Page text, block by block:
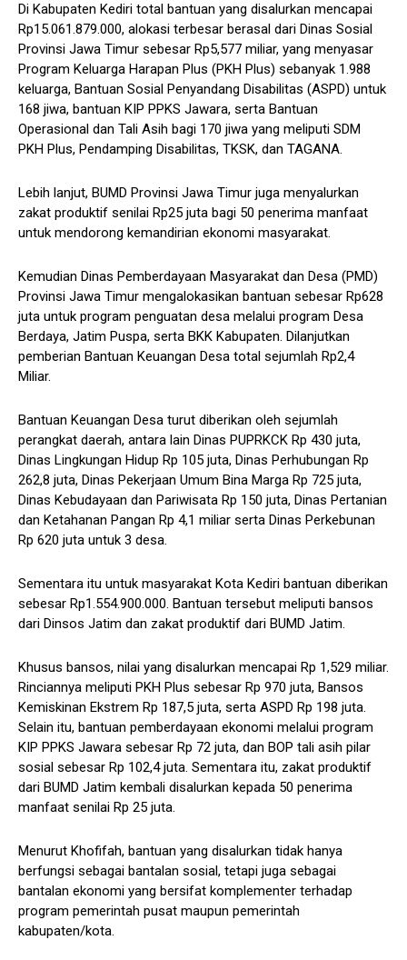
Di Kabupaten Kediri total bantuan yang disalurkan mencapai
Rp15.061.879.000, alokasi terbesar berasal dari Dinas Sosial
Provinsi Jawa Timur sebesar Rp5,577 miliar, yang menyasar
Program Keluarga Harapan Plus (PKH Plus) sebanyak 1.988
keluarga, Bantuan Sosial Penyandang Disabilitas (ASPD) untuk
168 jiwa, bantuan KIP PPKS Jawara, serta Bantuan
Operasional dan Tali Asih bagi 170 jiwa yang meliputi SDM
PKH Plus, Pendamping Disabilitas, TKSK, dan TAGANA.
Lebih lanjut, BUMD Provinsi Jawa Timur juga menyalurkan
zakat produktif senilai Rp25 juta bagi 50 penerima manfaat
untuk mendorong kemandirian ekonomi masyarakat.
Kemudian Dinas Pemberdayaan Masyarakat dan Desa (PMD)
Provinsi Jawa Timur mengalokasikan bantuan sebesar Rp628
juta untuk program penguatan desa melalui program Desa
Berdaya, Jatim Puspa, serta BKK Kabupaten. Dilanjutkan
pemberian Bantuan Keuangan Desa total sejumlah Rp2,4
Miliar.
Bantuan Keuangan Desa turut diberikan oleh sejumlah
perangkat daerah, antara lain Dinas PUPRKCK Rp 430 juta,
Dinas Lingkungan Hidup Rp 105 juta, Dinas Perhubungan Rp
262,8 juta, Dinas Pekerjaan Umum Bina Marga Rp 725 juta,
Dinas Kebudayaan dan Pariwisata Rp 150 juta, Dinas Pertanian
dan Ketahanan Pangan Rp 4,1 miliar serta Dinas Perkebunan
Rp 620 juta untuk 3 desa.
Sementara itu untuk masyarakat Kota Kediri bantuan diberikan
sebesar Rp1.554.900.000. Bantuan tersebut meliputi bansos
dari Dinsos Jatim dan zakat produktif dari BUMD Jatim.
Khusus bansos, nilai yang disalurkan mencapai Rp 1,529 miliar.
Rinciannya meliputi PKH Plus sebesar Rp 970 juta, Bansos
Kemiskinan Ekstrem Rp 187,5 juta, serta ASPD Rp 198 juta.
Selain itu, bantuan pemberdayaan ekonomi melalui program
KIP PPKS Jawara sebesar Rp 72 juta, dan BOP tali asih pilar
sosial sebesar Rp 102,4 juta. Sementara itu, zakat produktif
dari BUMD Jatim kembali disalurkan kepada 50 penerima
manfaat senilai Rp 25 juta.
Menurut Khofifah, bantuan yang disalurkan tidak hanya
berfungsi sebagai bantalan sosial, tetapi juga sebagai
bantalan ekonomi yang bersifat komplementer terhadap
program pemerintah pusat maupun pemerintah
kabupaten/kota.